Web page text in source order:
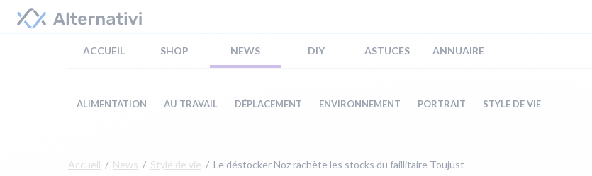
ACCUEIL SHOP NEWS DIY ASTUCES ANNUAIRE
ALIMENTATION AU TRAVAIL DÉPLACEMENT ENVIRONNEMENT PORTRAIT STYLE DE VIE
Accueil News Style de vie Le déstocker Noz rachète les stocks du faillitaire Toujust